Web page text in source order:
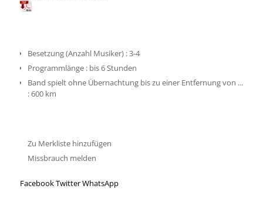
Besetzung (Anzahl Musiker):3-4
Programmlänge: bis 6 Stunden
Band spielt ohne Übernachtung bis zu einer Entfernung von ...
:600 km
Zu Merkliste hinzufügen
Missbrauch melden
FacebookTwitterWhatsApp